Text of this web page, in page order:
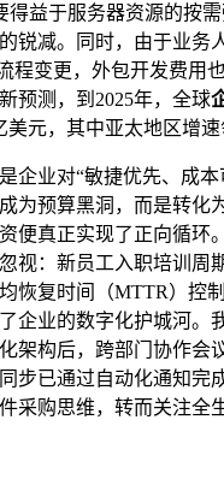
得益于服务器资源的按
锐减。同时，由于业务
程变更，外包开发费用
预测，到2025年，全球
美元，其中亚太地区增速
企业对“敏捷优先、成本
为预算黑洞，而是转化
便真正实现了正向循环
视：新员工入职培训周
恢复时间（MTTR）控
企业的数字化护城河。
架构后，跨部门协作会
步已通过自动化通知完
采购思维，转而关注全